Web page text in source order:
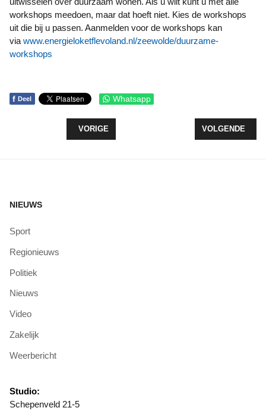
workshops meedoen, maar dat hoeft niet. Kies de workshops
uit die bij u passen. Aanmelden voor de workshops kan
via www.energieloketflevoland.nl/zeewolde/duurzame-
workshops
f Deel Whatsapp
VORIG ARTIKEL: BURGEMEESTER HARMSMA
VORIGE VOLGENDE
VOLGENDE
NIEUWS
Sport
Regionieuws
Politiek
Nieuws
Video
Zakelijk
Weerbericht
Studio:
Schepenveld 21-5